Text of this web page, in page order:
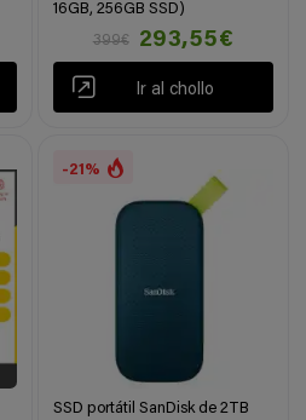
16GB, 256GB SSD)
399€
293,55€
Ir al chollo
-21%
SSD portátil SanDisk de 2TB